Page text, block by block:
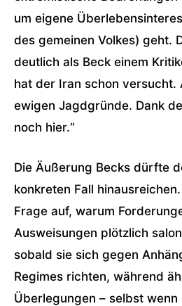
um eigene
des gemeinen Volkes) geht.
deutlich als Beck einem
hat der Iran schon versucht.
ewigen Jagdgründe. Dank
noch hier.“
Die Äußerung Becks dürfte
konkreten Fall
Frage auf, warum
Ausweisungen plötzlich
sobald sie sich gegen
Regimes richten, während
Überlegungen – selbst